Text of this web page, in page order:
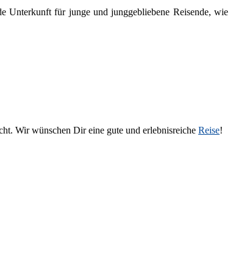
Unterkunft für junge und junggebliebene Reisende, wie
Wir wünschen Dir eine gute und erlebnisreiche Reise!